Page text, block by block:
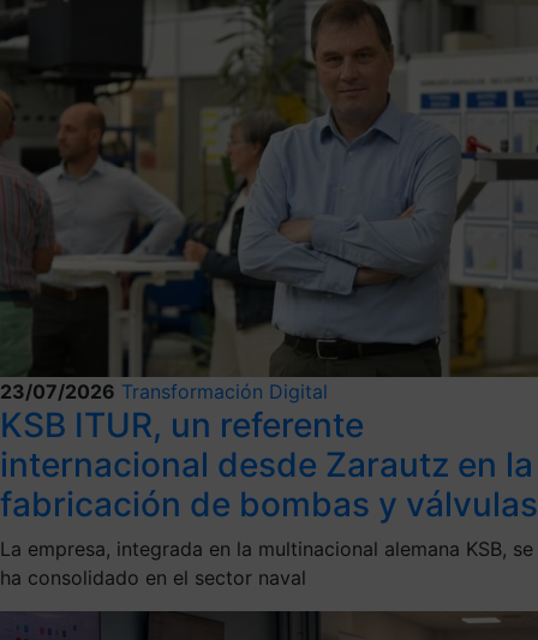
23/07/2026 Transformación Digital
KSB ITUR, un referente
internacional desde Zarautz en la
fabricación de bombas y válvulas
La empresa, integrada en la multinacional alemana KSB, se
ha consolidado en el sector naval